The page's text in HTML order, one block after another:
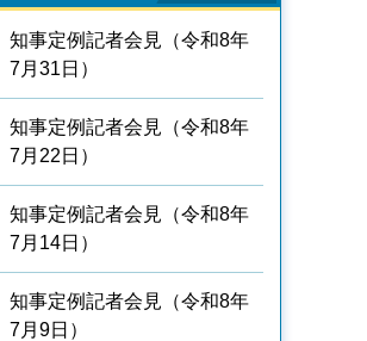
知事定例記者会見（令和8年
7月31日）
知事定例記者会見（令和8年
7月22日）
知事定例記者会見（令和8年
7月14日）
知事定例記者会見（令和8年
7月9日）